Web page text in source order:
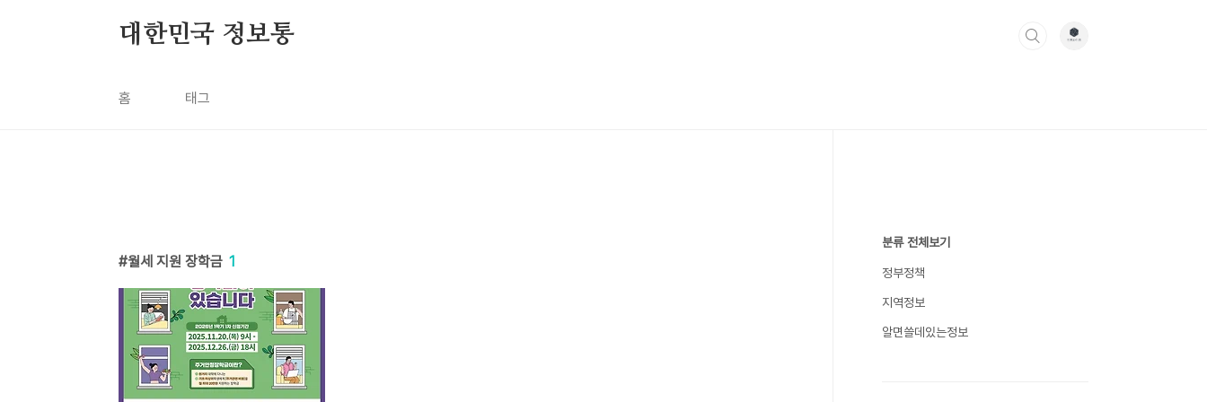
대한민국 정보통
홈 태그
월세 지원 장학금 1
분류 전체보기
정부정책
지역정보
알면쓸데있는정보